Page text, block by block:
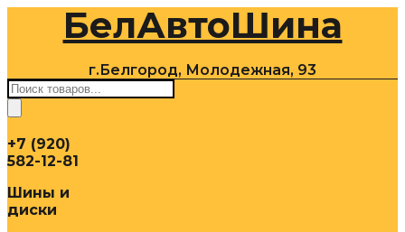
содержимомуБелАвтоШина
г.Белгород, Молодежная, 93
Поиск
товаров
+7 (920)
582-12-81
Шины и
диски